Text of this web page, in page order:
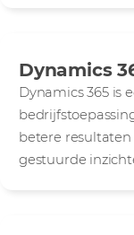
Dynamics
Dynamics 365 is
betere
gestuurde